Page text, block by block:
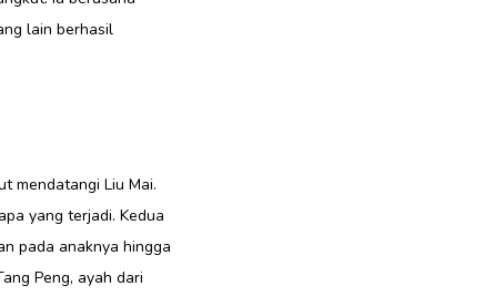
lain berhasil
mendatangi Liu Mai.
yang terjadi. Kedua
pada anaknya hingga
Peng, ayah dari